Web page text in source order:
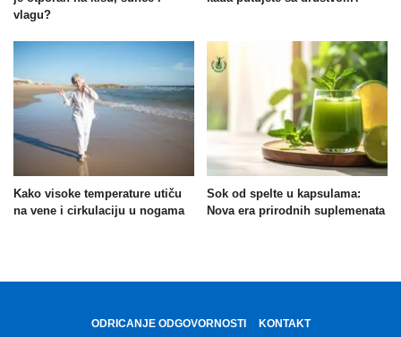
vlagu?
Kako visoke temperature utiču
na vene i cirkulaciju u nogama
Sok od spelte u kapsulama:
Nova era prirodnih suplemenata
ODRICANJE ODGOVORNOSTI KONTAKT